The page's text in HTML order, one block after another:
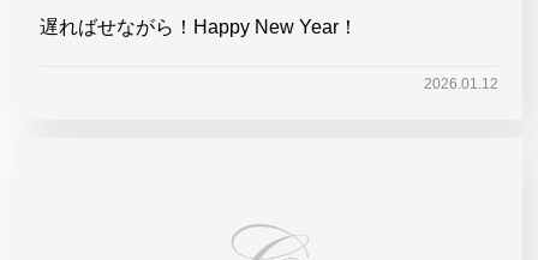
遅ればせながら！Happy New Year！
2026.01.12